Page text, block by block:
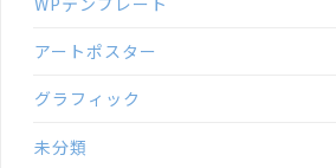
アートポスター
グラフィック
未分類